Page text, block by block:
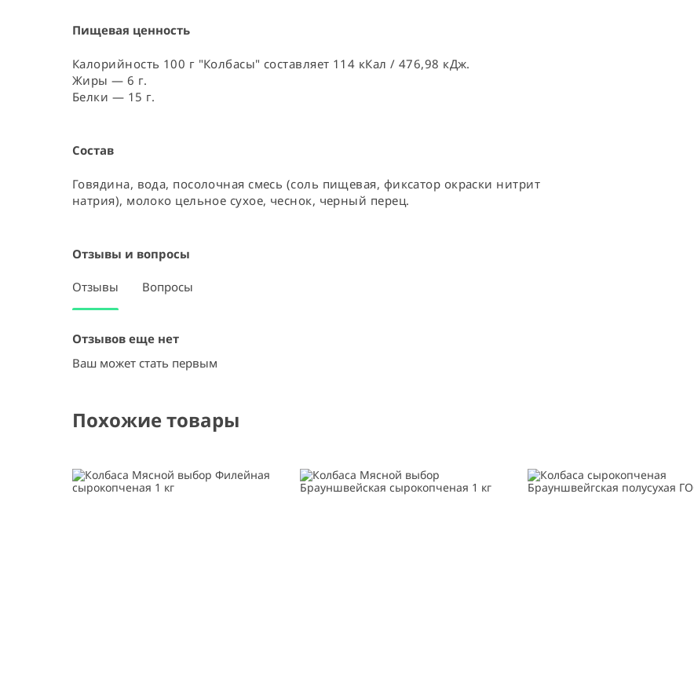
Пищевая ценность
Калорийность 100 г "Колбасы" составляет 114 кКал / 476,98 кДж.
Жиры — 6 г.
Белки — 15 г.
Состав
Говядина, вода, посолочная смесь (соль пищевая, фиксатор окраски нитрит
натрия), молоко цельное сухое, чеснок, черный перец.
Отзывы и вопросы
Отзывы Вопросы
Отзывов еще нет
Ваш может стать первым
Похожие товары